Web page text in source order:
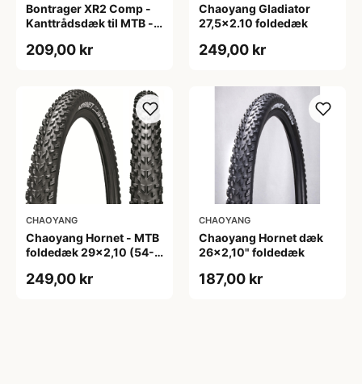
Bontrager XR2 Comp -
Kanttrådsdæk til MTB -
209,00 kr
Chaoyang Gladiator
27,5x2.10 foldedæk
249,00 kr
CHAOYANG
Chaoyang Hornet - MTB
foldedæk 29x2,10 (54-
249,00 kr
CHAOYANG
Chaoyang Hornet dæk
26x2,10" foldedæk
187,00 kr